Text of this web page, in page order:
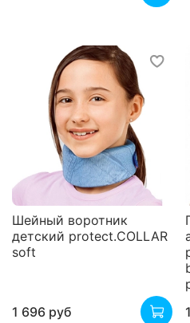
Шейный воротник
детский protect.COLLAR
soft
1 696 руб